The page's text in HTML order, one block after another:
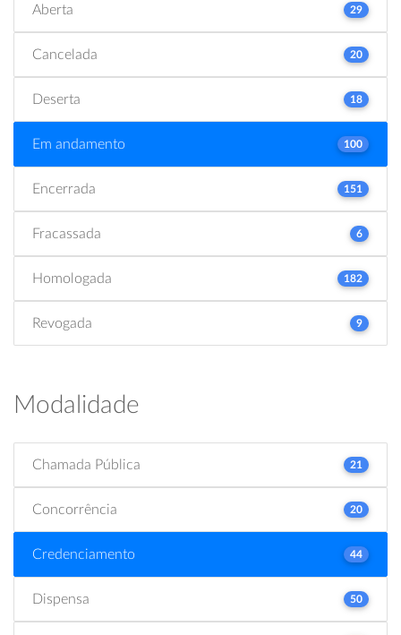
Aberta 29
Cancelada 20
Deserta 18
Em andamento 100
Encerrada 151
Fracassada 6
Homologada 182
Revogada 9
Modalidade
Chamada Pública 21
Concorrência 20
Credenciamento 44
Dispensa 50